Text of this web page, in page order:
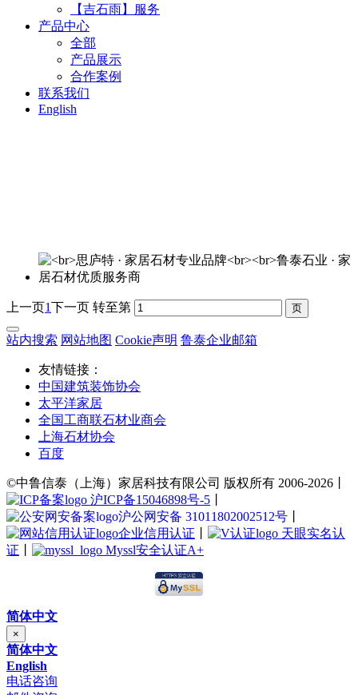
【吉石雨】服务
产品中心
全部
产品展示
合作案例
联系我们
English
上一页1下一页 转至第
站内搜索 网站地图 Cookie声明 鲁泰企业邮箱
友情链接：
中国建筑装饰协会
太平洋家居
全国工商联石材业商会
上海石材协会
百度
©中鲁信泰（上海）家居科技有限公司 版权所有 2006-2026丨
沪ICP备15046898号-5
沪公网安备 31011802002512号
企业信用认证
天眼实名认
证
Myssl安全认证A+
简体中文
×
简体中文
English
电话咨询